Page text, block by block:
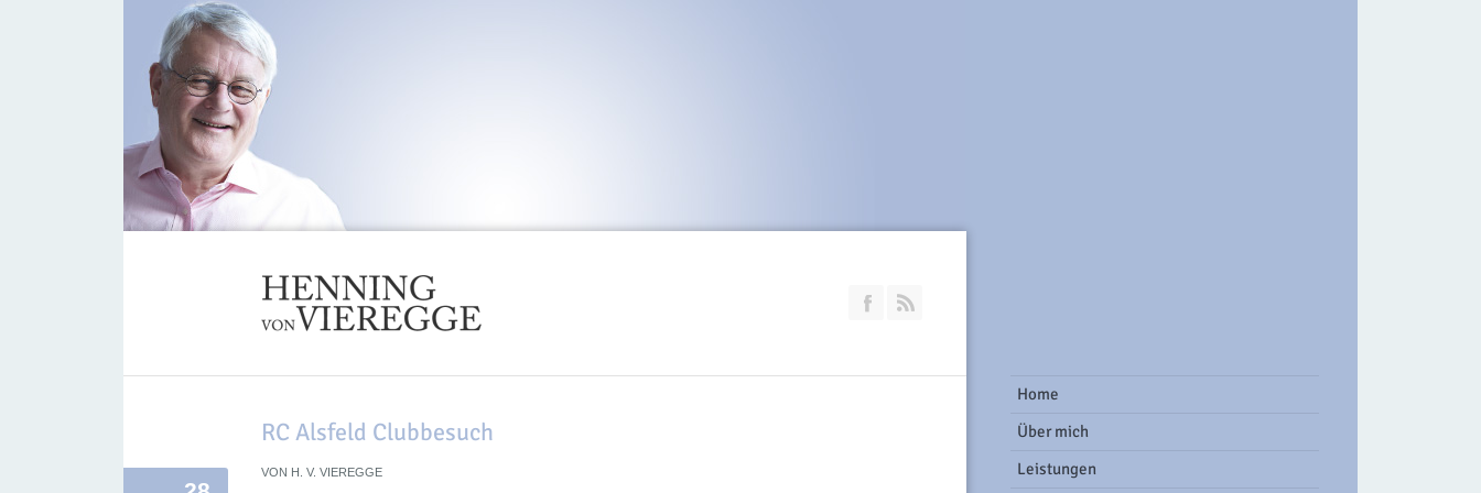
Join our Facebook Group
RC Alsfeld Clubbesuch
VON H. V. VIEREGGE
Home
Über mich
Leistungen